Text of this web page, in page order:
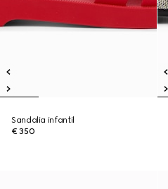
Sandalia infantil
€ 350